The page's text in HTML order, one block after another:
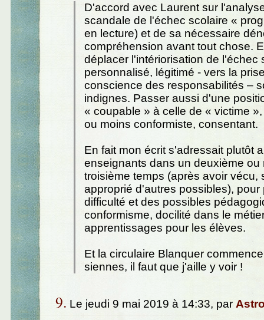
D'accord avec Laurent sur
scandale de l'échec scolaire «
en lecture) et de sa nécessaire
compréhension avant tout chose.
déplacer l'intériorisation de l'échec
personnalisé, légitimé - vers la
conscience des responsabilités –
indignes. Passer aussi d'une
« coupable » à celle de « victime
ou moins conformiste, consentant.
En fait mon écrit s'adressait plutôt
enseignants dans un deuxième ou
troisième temps (après avoir vécu,
approprié d'autres possibles), pour
difficulté et des possibles
conformisme, docilité dans le
apprentissages pour les élèves.
Et la circulaire Blanquer
siennes, il faut que j'aille y voir !
9. Le jeudi 9 mai 2019 à 14:33, par